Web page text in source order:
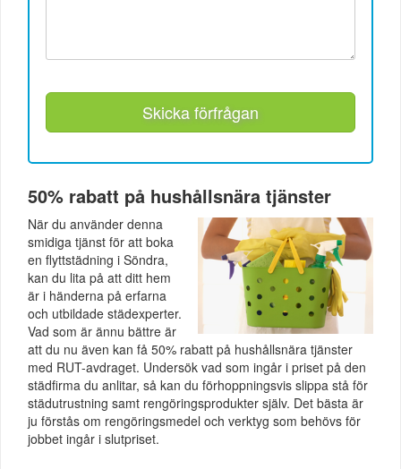
Skicka förfrågan
50% rabatt på hushållsnära tjänster
När du använder denna
smidiga tjänst för att boka
en flyttstädning i Söndra,
kan du lita på att ditt hem
är i händerna på erfarna
och utbildade städexperter.
Vad som är ännu bättre är
att du nu även kan få 50% rabatt på hushållsnära tjänster
med RUT-avdraget. Undersök vad som ingår i priset på den
städfirma du anlitar, så kan du förhoppningsvis slippa stå för
städutrustning samt rengöringsprodukter själv. Det bästa är
ju förstås om rengöringsmedel och verktyg som behövs för
jobbet ingår i slutpriset.